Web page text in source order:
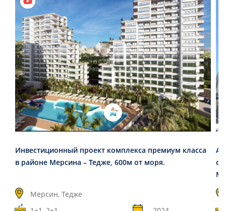
Инвестиционный проект комплекса премиум класса
в районе Мерсина – Тедже, 600м от моря.
Мерсин, Тедже
с